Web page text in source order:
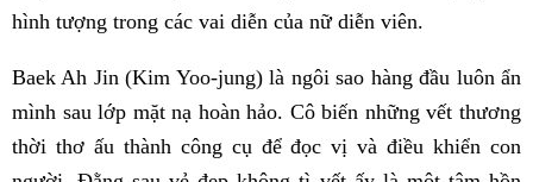
hình tượng trong các vai diễn của nữ diễn viên.
Baek Ah Jin (Kim Yoo-jung) là ngôi sao hàng đầu luôn ẩn
mình sau lớp mặt nạ hoàn hảo. Cô biến những vết thương
thời thơ ấu thành công cụ để đọc vị và điều khiển con